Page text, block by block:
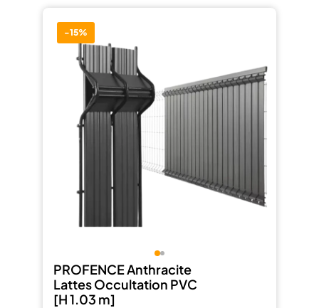
-15%
PROFENCE Anthracite
Lattes Occultation PVC
[H 1.03 m]